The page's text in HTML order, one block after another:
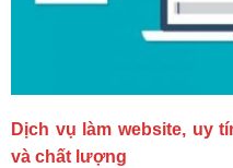
Dịch vụ làm website, uy
và chất lượng